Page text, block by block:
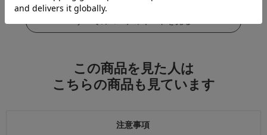
この商品を見た人は
こちらの商品も見ています
注意事項